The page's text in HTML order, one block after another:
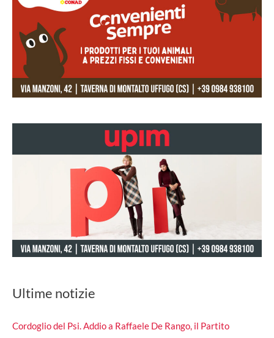
Ultime notizie
Cordoglio del Psi. Addio a Raffaele De Rango, il Partito